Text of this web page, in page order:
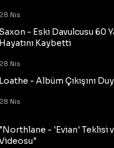
28 Nis
Saxon - Eski Davulcusu 60
Hayatını Kaybetti
28 Nis
Loathe - Albüm Çıkışını
28 Nis
"Northlane - 'Evian' Teklisi